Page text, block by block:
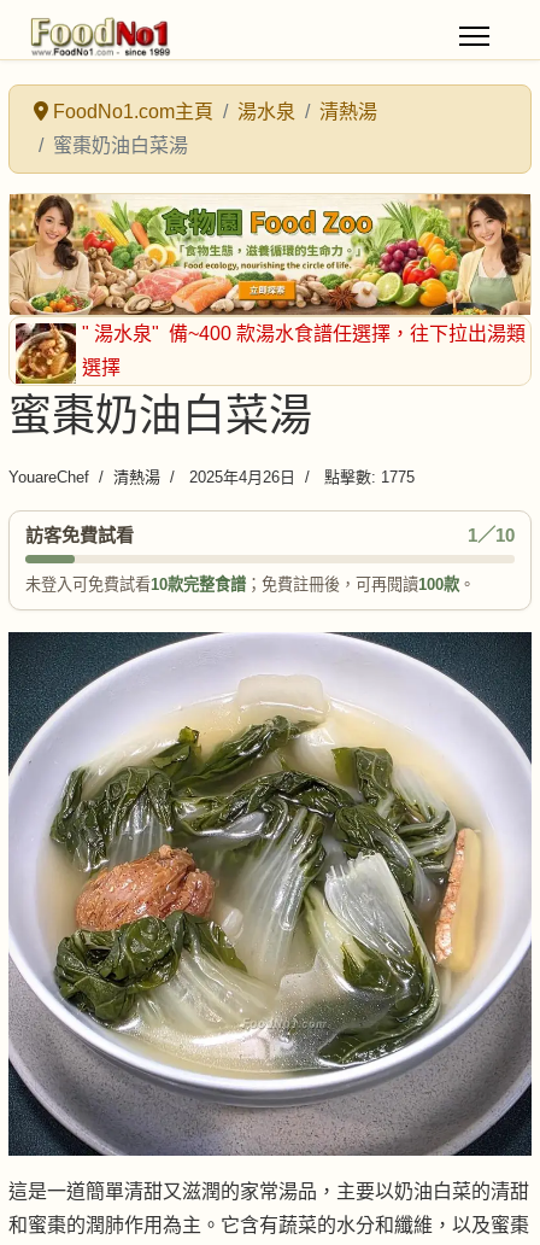
FoodNo1.com主頁 湯水泉
清熱湯
蜜棗奶油白菜湯
" 湯水泉" 備~400 款湯水食譜任選擇 ，往下拉出湯類
選擇
蜜棗奶油白菜湯
YouareChef 清熱湯 2025年4月26日 點擊數: 1775
訪客免費試看 1／10
未登入可免費試看10款完整食譜 ；免費註冊後，可再閱讀100款 。
這是一道簡單清甜又滋潤的家常湯品，主要以奶油白菜的清甜
和蜜棗的潤肺作用為主。它含有蔬菜的水分和纖維，以及蜜棗